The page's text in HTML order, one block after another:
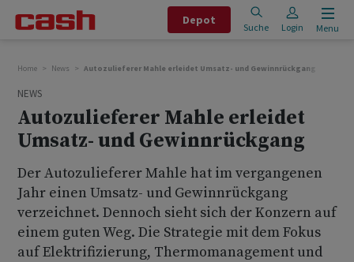
Depot
Suche Login Menu
Home News Autozulieferer Mahle erleidet Umsatz- und Gewinnrückgang
NEWS
Autozulieferer Mahle erleidet
Umsatz- und Gewinnrückgang
Der Autozulieferer Mahle hat im vergangenen
Jahr einen Umsatz- und Gewinnrückgang
verzeichnet. Dennoch sieht sich der Konzern auf
einem guten Weg. Die Strategie mit dem Fokus
auf Elektrifizierung, Thermomanagement und